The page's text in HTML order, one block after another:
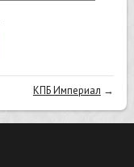
КПБ Империал →